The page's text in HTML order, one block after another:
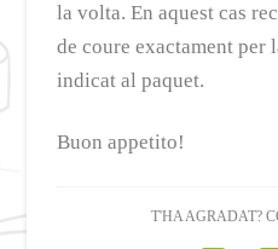
la volta. En aquest cas
de coure exactament per
indicat al paquet.
Buon appetito!
T'HA AGRADAT?